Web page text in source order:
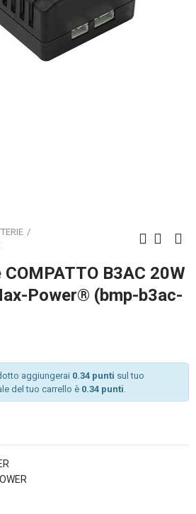
B3AC 20W
Power® (bmp-b3ac-
aggiungerai 0.34 punti sul tuo
del tuo carrello è 0.34 punti